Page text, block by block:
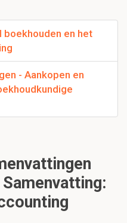
boekhouden en het
- Aankopen en